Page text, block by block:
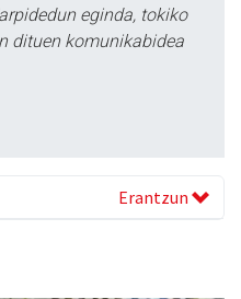
eginda, tokiko
dituen komunikabidea
Erantzun